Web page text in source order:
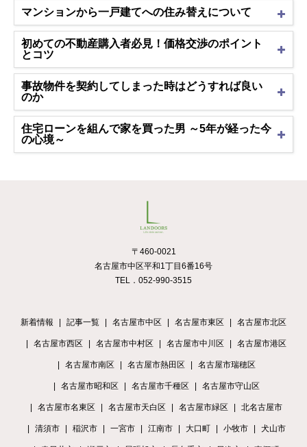
マンションから一戸建てへの住み替えについて
初めての不動産購入者必見！価格交渉のポイント
とコツ
事故物件を契約してしまった時はどうすれば良い
のか
住宅ローンを組んで家を買った男 ～5年が経った今
の心境～
〒460-0021
名古屋市中区平和1丁目6番16号
TEL．052-990-3515
新着情報 記事一覧 名古屋市中区 名古屋市東区 名古屋市北区
名古屋市西区 名古屋市中村区 名古屋市中川区 名古屋市港区
名古屋市南区 名古屋市熱田区 名古屋市瑞穂区
名古屋市昭和区 名古屋市千種区 名古屋市守山区
名古屋市名東区 名古屋市天白区 名古屋市緑区 北名古屋市
清須市 稲沢市 一宮市 江南市 大口町 小牧市 犬山市